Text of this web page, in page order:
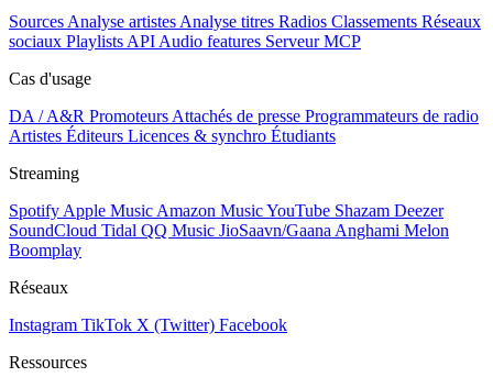
Sources Analyse artistes Analyse titres Radios Classements Réseaux
sociaux Playlists API Audio features Serveur MCP
Cas d'usage
DA / A&R Promoteurs Attachés de presse Programmateurs de radio
Artistes Éditeurs Licences & synchro Étudiants
Streaming
Spotify Apple Music Amazon MusicYouTube Shazam Deezer
SoundCloud Tidal QQ Music JioSaavn/Gaana Anghami Melon
Boomplay
Réseaux
Instagram TikTok X (Twitter) Facebook
Ressources